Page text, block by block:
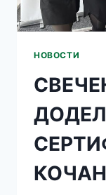
НОВОСТИ